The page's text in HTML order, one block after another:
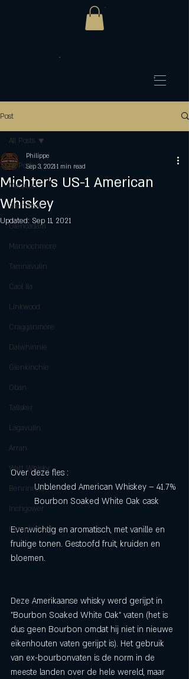
Post
All Posts
Macallan
Glenlossie
Glencadam
Mannochmore
Tamnavulin
Caol Ila
Linkwood
Cragganmore
Dalwhinnie
Glenkinchie
Oban
Talisker
Lagavulin
Arran
Watt Whisky
Benrinnes
Inchgower
Campbeltown
All Posts
Michter’s US-1 American
Whiskey
Philippe
Sep 3, 20211 min read
Updated: Sep 11, 2021
Over deze fles :
	Unblended American Whiskey – 41.7%
	Bourbon Soaked White Oak cask
Evenwichtig en aromatisch, met vanille en
fruitige tonen. Gestoofd fruit, kruiden en
bloemen.
Deze Amerikaanse whisky werd gerijpt in
"Bourbon Soaked White Oak" vaten (het is
dus geen Bourbon omdat hij niet in nieuwe
eikenhouten vaten gerijpt is). Het gebruik
van ex-bourbonvaten is de norm in de
meeste landen over de hele wereld, maar